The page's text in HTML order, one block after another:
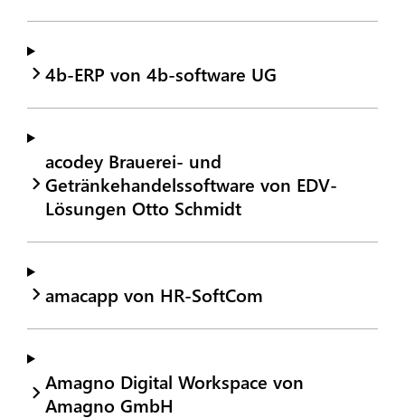
4b-ERP von 4b-software UG
acodey Brauerei- und
Getränkehandelssoftware von EDV-
Lösungen Otto Schmidt
amacapp von HR-SoftCom
Amagno Digital Workspace von
Amagno GmbH